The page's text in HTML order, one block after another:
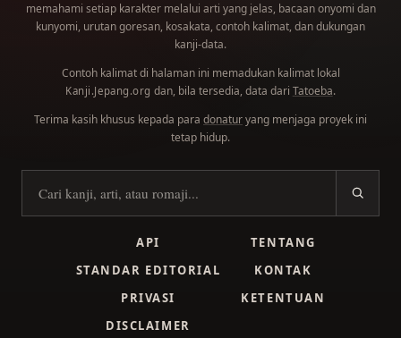
memahami setiap karakter melalui arti yang jelas, bacaan onyomi dan
kunyomi, urutan goresan, kosakata, contoh kalimat, dan dukungan
kanji-data.
Contoh kalimat di halaman ini memadukan kalimat lokal
Kanji.Jepang.org dan, bila tersedia, data dari Tatoeba.
Terima kasih khusus kepada para donaturyang menjaga proyek ini
tetap hidup.
Cari kanji
API
TENTANG
STANDAR EDITORIAL
KONTAK
PRIVASI
KETENTUAN
DISCLAIMER